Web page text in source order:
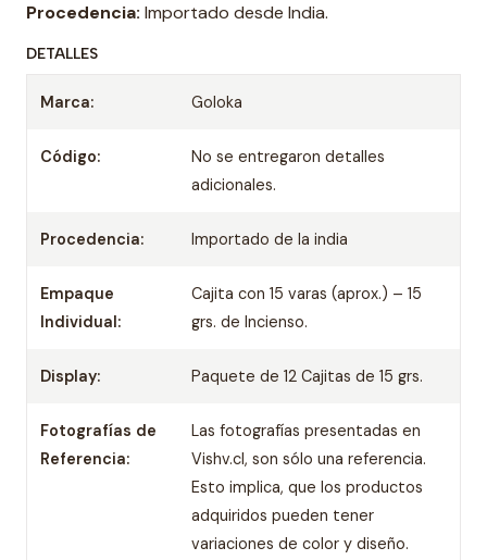
Procedencia: Importado desde India.
DETALLES
Marca: Goloka
Código:
No se entregaron detalles
adicionales.
Procedencia: Importado de la india
Empaque
Individual:
Cajita con 15 varas (aprox.) – 15
grs. de Incienso.
Display: Paquete de 12 Cajitas de 15 grs.
Fotografías de
Referencia:
Las fotografías presentadas en
Vishv.cl, son sólo una referencia.
Esto implica, que los productos
adquiridos pueden tener
variaciones de color y diseño.